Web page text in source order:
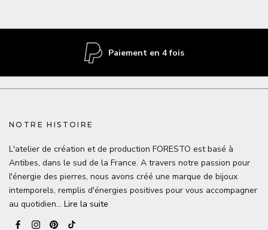
Paiement en 4 fois
NOTRE HISTOIRE
L'atelier de création et de production FORESTO est basé à
Antibes, dans le sud de la France. A travers notre passion pour
l'énergie des pierres, nous avons créé une marque de bijoux
intemporels, remplis d'énergies positives pour vous accompagner
au quotidien… Lire la suite